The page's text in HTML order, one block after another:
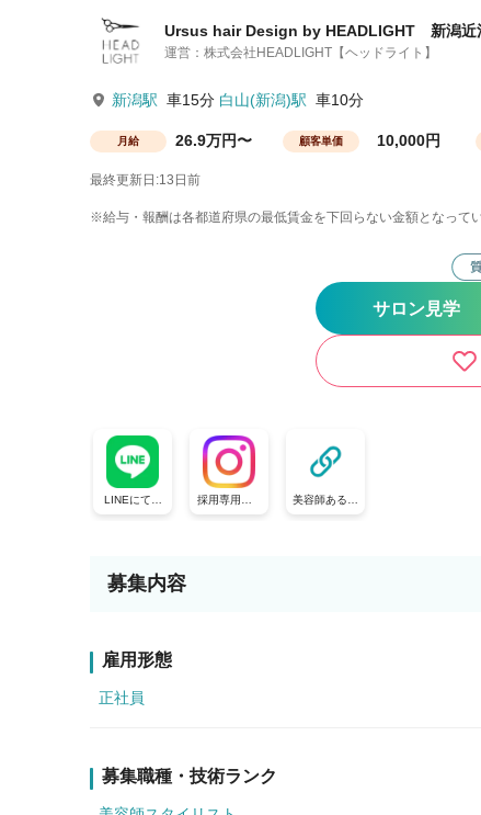
Ursus hair Design by HEADLIGHT 新潟近
運営：株式会社HEADLIGHT【ヘッドライト】
新潟駅 車15分 白山(新潟)駅 車10分
月給 26.9万円〜 顧客単価 10,000円
最終更新日:13日前
※給与・報酬は各都道府県の最低賃金を下回らない金額となって
サロン見学
LINEにてお
気軽にお問合
採用専用のIn
stagramアカ
美容師あるあ
るやショート
募集内容
雇用形態
正社員
募集職種・技術ランク